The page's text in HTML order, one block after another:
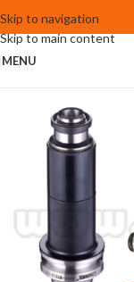
Skip to navigation
Skip to main content
MENU